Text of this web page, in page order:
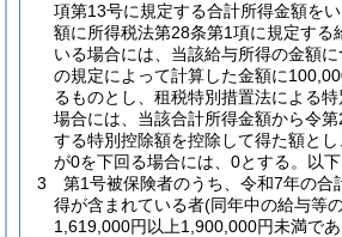
項第13号に規定する合計所得金額を
額に所得税法第28条第1項に規定する
いる場合には、当該給与所得の金額
の規定によって計算した金額に
るものとし、租税特別措置法による
場合には、当該合計所得金額から令
する特別控除額を控除して得た額と
が0を下回る場合には、0とする。以
3
第1号被保険者のうち、令和7年の合
得が含まれている者(同年中の給与等
1,619,000円以上1,900,000円未満で